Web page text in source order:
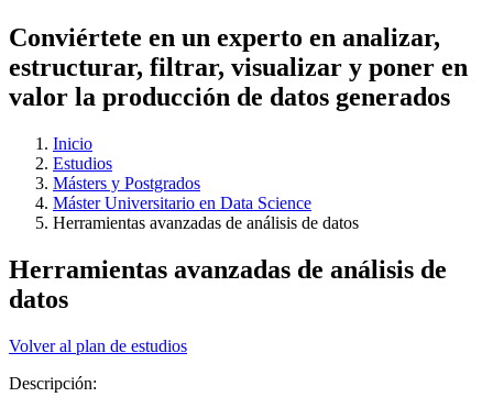
Conviértete en un experto en analizar,
estructurar, filtrar, visualizar y poner en
valor la producción de datos generados
Inicio
Estudios
Másters y Postgrados
Máster Universitario en Data Science
Herramientas avanzadas de análisis de datos
Herramientas avanzadas de análisis de
datos
Volver al plan de estudios
Descripción: